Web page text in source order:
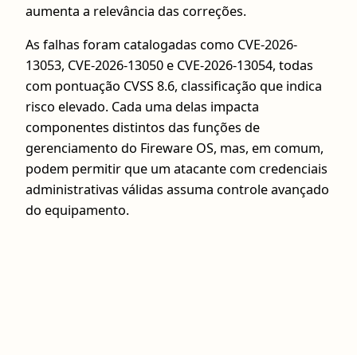
aumenta a relevância das correções.
As falhas foram catalogadas como CVE-2026-
13053, CVE-2026-13050 e CVE-2026-13054, todas
com pontuação CVSS 8.6, classificação que indica
risco elevado. Cada uma delas impacta
componentes distintos das funções de
gerenciamento do Fireware OS, mas, em comum,
podem permitir que um atacante com credenciais
administrativas válidas assuma controle avançado
do equipamento.